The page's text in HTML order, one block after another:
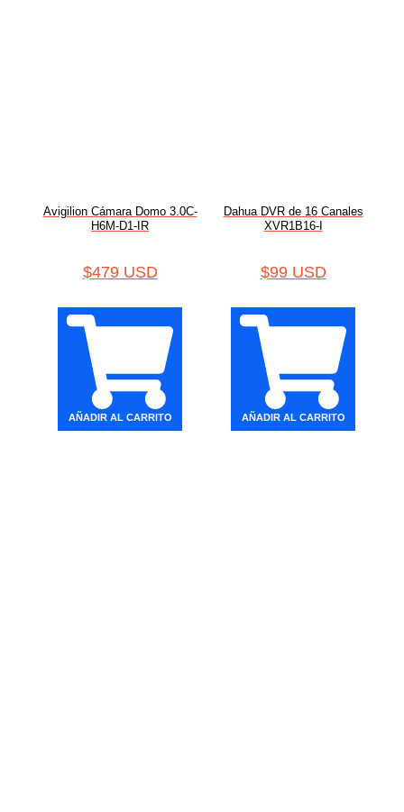
Avigilion Cámara Domo 3.0C-
H6M-D1-IR
$479 USD
AÑADIR AL CARRITO
Dahua DVR de 16 Canales
XVR1B16-I
$99 USD
AÑADIR AL CARRITO